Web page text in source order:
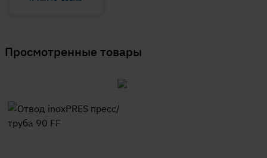
Просмотренные товары